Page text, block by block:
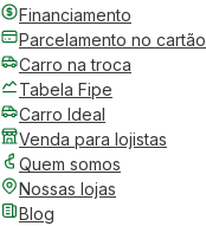
Financiamento
Parcelamento no cartão
Carro na troca
Tabela Fipe
Carro Ideal
Venda para lojistas
Quem somos
Nossas lojas
Blog